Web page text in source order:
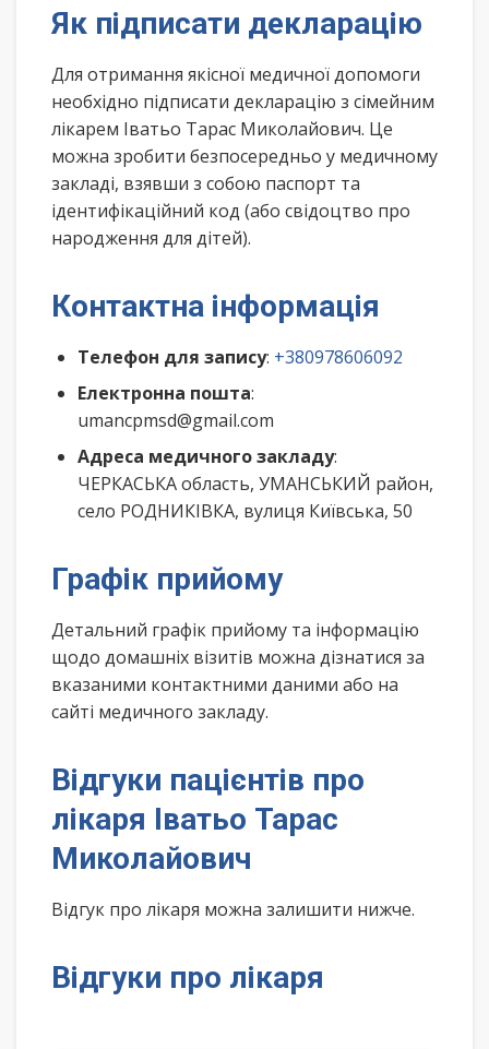
Як підписати декларацію
Для отримання якісної медичної допомоги
необхідно підписати декларацію з сімейним
лікарем Іватьо Тарас Миколайович. Це
можна зробити безпосередньо у медичному
закладі, взявши з собою паспорт та
ідентифікаційний код (або свідоцтво про
народження для дітей).
Контактна інформація
Телефон для запису: +380978606092
Електронна пошта:
umancpmsd@gmail.com
Адреса медичного закладу:
ЧЕРКАСЬКА область, УМАНСЬКИЙ район,
село РОДНИКІВКА, вулиця Київська, 50
Графік прийому
Детальний графік прийому та інформацію
щодо домашніх візитів можна дізнатися за
вказаними контактними даними або на
сайті медичного закладу.
Відгуки пацієнтів про
лікаря Іватьо Тарас
Миколайович
Відгук про лікаря можна залишити нижче.
Відгуки про лікаря